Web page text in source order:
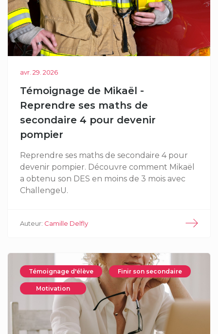
avr. 29. 2026
Témoignage de Mikaël -
Reprendre ses maths de
secondaire 4 pour devenir
pompier
Reprendre ses maths de secondaire 4 pour
devenir pompier. Découvre comment Mikaël
a obtenu son DES en moins de 3 mois avec
ChallengeU.
Auteur: Camille Delfly
Témoignage d'élève Finir son secondaire
Motivation